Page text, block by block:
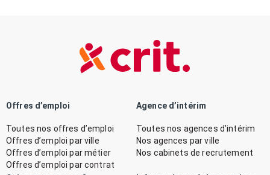
Offres d’emploi
Toutes nos offres d’emploi
Offres d’emploi par ville
Offres d’emploi par métier
Offres d’emploi par contrat
Agence d’intérim
Toutes nos agences d’intérim
Nos agences par ville
Nos cabinets de recrutement